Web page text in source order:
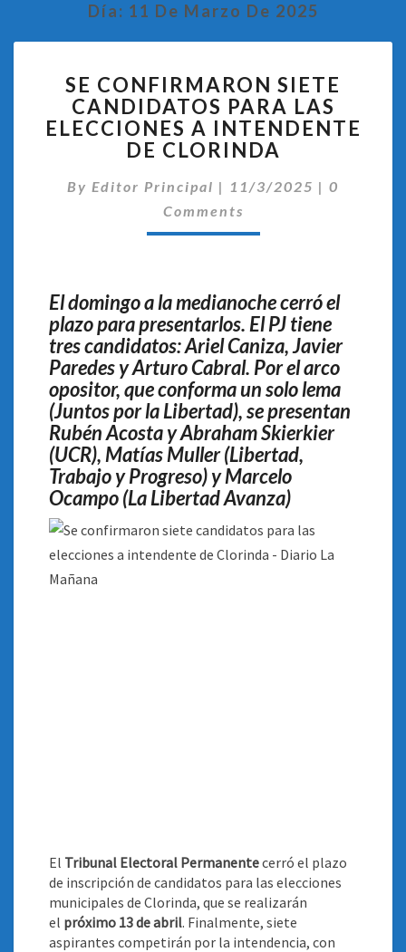
Día: 11 De Marzo De 2025
CONFIRMARON
SIETE
CANDIDATOS
PARA
ELECCIONES
A
SE CONFIRMARON SIETE
CANDIDATOS PARA LAS
ELECCIONES A INTENDENTE
DE CLORINDA
By Editor Principal | 11/3/2025 | 0
Comments
El domingo a la medianoche cerró el
plazo para presentarlos. El PJ tiene
tres candidatos: Ariel Caniza, Javier
Paredes y Arturo Cabral. Por el arco
opositor, que conforma un solo lema
(Juntos por la Libertad), se presentan
Rubén Acosta y Abraham Skierkier
(UCR), Matías Muller (Libertad,
Trabajo y Progreso) y Marcelo
Ocampo (La Libertad Avanza)
El Tribunal Electoral Permanentecerró el plazo
de inscripción de candidatos para las elecciones
municipales de Clorinda, que se realizarán
el próximo 13 de abril. Finalmente, siete
aspirantes competirán por la intendencia, con